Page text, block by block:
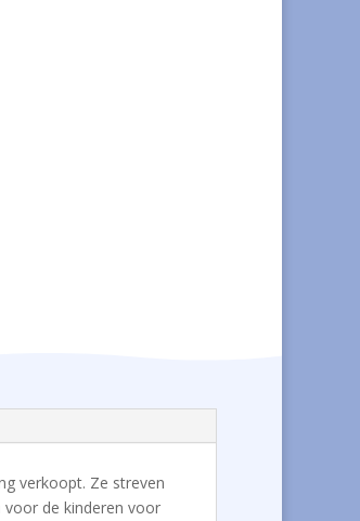
verkoopt. Ze streven
voor de kinderen voor